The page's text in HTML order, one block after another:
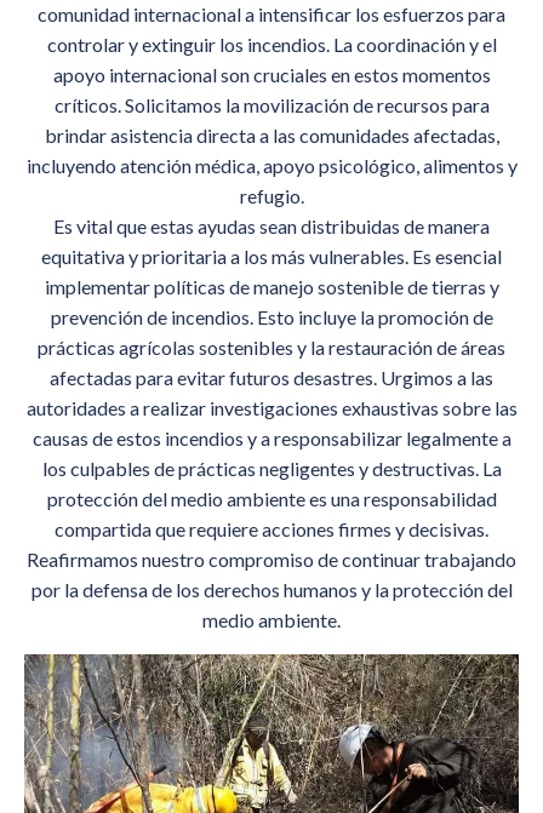
comunidad internacional a intensificar los esfuerzos para
controlar y extinguir los incendios. La coordinación y el
apoyo internacional son cruciales en estos momentos
críticos. Solicitamos la movilización de recursos para
brindar asistencia directa a las comunidades afectadas,
incluyendo atención médica, apoyo psicológico, alimentos y
refugio.
Es vital que estas ayudas sean distribuidas de manera
equitativa y prioritaria a los más vulnerables. Es esencial
implementar políticas de manejo sostenible de tierras y
prevención de incendios. Esto incluye la promoción de
prácticas agrícolas sostenibles y la restauración de áreas
afectadas para evitar futuros desastres. Urgimos a las
autoridades a realizar investigaciones exhaustivas sobre las
causas de estos incendios y a responsabilizar legalmente a
los culpables de prácticas negligentes y destructivas. La
protección del medio ambiente es una responsabilidad
compartida que requiere acciones firmes y decisivas.
Reafirmamos nuestro compromiso de continuar trabajando
por la defensa de los derechos humanos y la protección del
medio ambiente.